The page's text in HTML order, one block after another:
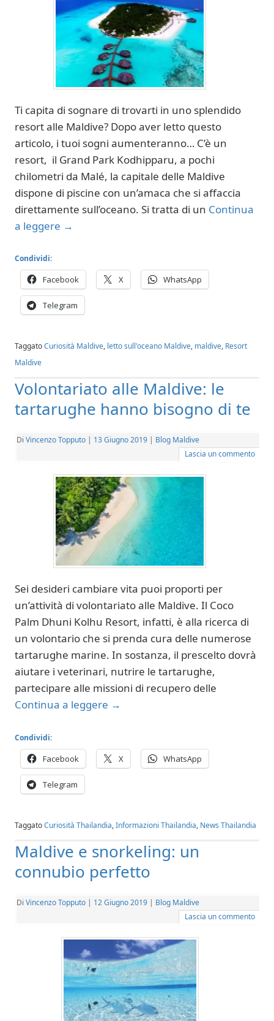
Ti capita di sognare di trovarti in uno splendido
resort alle Maldive? Dopo aver letto questo
articolo, i tuoi sogni aumenteranno… C’è un
resort, il Grand Park Kodhipparu, a pochi
chilometri da Malé, la capitale delle Maldive
dispone di piscine con un’amaca che si affaccia
direttamente sull’oceano. Si tratta di un Continua
a leggere →
Condividi:
Facebook X WhatsApp
Telegram
TaggatoCuriosità Maldive, letto sull'oceano Maldive, maldive, Resort
Maldive
Volontariato alle Maldive: le
tartarughe hanno bisogno di te
Di Vincenzo Topputo | 13 Giugno 2019 | Blog Maldive
Lascia un commento
Sei desideri cambiare vita puoi proporti per
un’attività di volontariato alle Maldive. Il Coco
Palm Dhuni Kolhu Resort, infatti, è alla ricerca di
un volontario che si prenda cura delle numerose
tartarughe marine. In sostanza, il prescelto dovrà
aiutare i veterinari, nutrire le tartarughe,
partecipare alle missioni di recupero delle
Continua a leggere →
Condividi:
Facebook X WhatsApp
Telegram
TaggatoCuriosità Thailandia,Informazioni Thailandia, News Thailandia
Maldive e snorkeling: un
connubio perfetto
Di Vincenzo Topputo | 12 Giugno 2019 | Blog Maldive
Lascia un commento